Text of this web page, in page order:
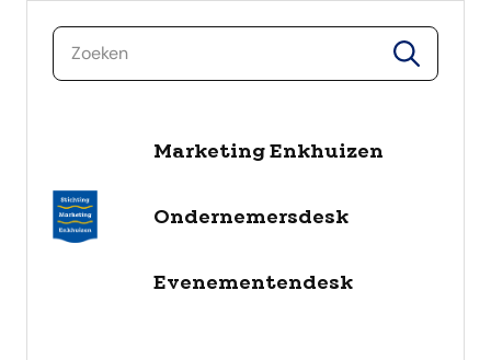
Marketing Enkhuizen
Ondernemersdesk
Evenementendesk
zoeken
zoeken